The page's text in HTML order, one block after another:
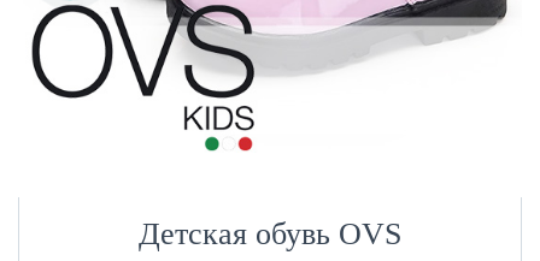
Детская обувь OVS